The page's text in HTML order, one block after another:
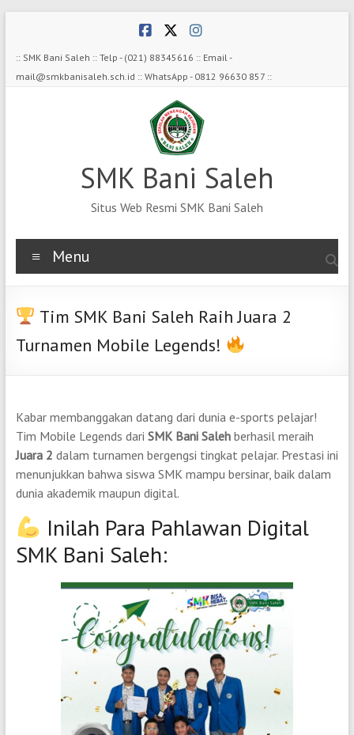
content
:: SMK Bani Saleh :: Telp - (021) 88345616 :: Email -
mail@smkbanisaleh.sch.id :: WhatsApp - 0812 96630 857 ::
SMK Bani Saleh
Situs Web Resmi SMK Bani Saleh
Menu
Tim SMK Bani Saleh Raih Juara 2
Turnamen Mobile Legends!
Kabar membanggakan datang dari dunia e-sports pelajar!
Tim Mobile Legends dari SMK Bani Salehberhasil meraih
Juara 2 dalam turnamen bergengsi tingkat pelajar. Prestasi ini
menunjukkan bahwa siswa SMK mampu bersinar, baik dalam
dunia akademik maupun digital.
Inilah Para Pahlawan Digital
SMK Bani Saleh: